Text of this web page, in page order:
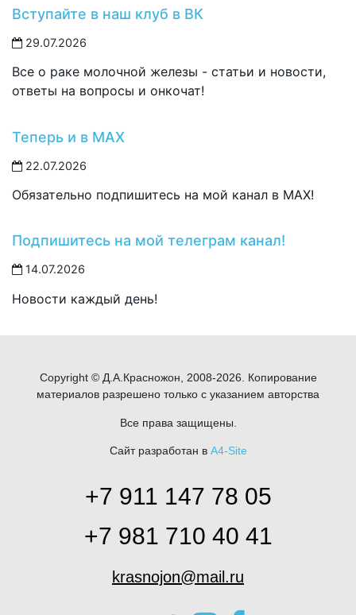
Вступайте в наш клуб в ВК
29.07.2026
Все о раке молочной железы - статьи и новости,
ответы на вопросы и онкочат!
Теперь и в MAX
22.07.2026
Обязательно подпишитесь на мой канал в MAX!
Подпишитесь на мой телеграм канал!
14.07.2026
Новости каждый день!
Copyright © Д.А.Красножон, 2008-2026. Копирование
материалов разрешено только с указанием авторства
Все права защищены.
Сайт разработан в A4-Site
+7 911 147 78 05
+7 981 710 40 41
krasnojon@mail.ru